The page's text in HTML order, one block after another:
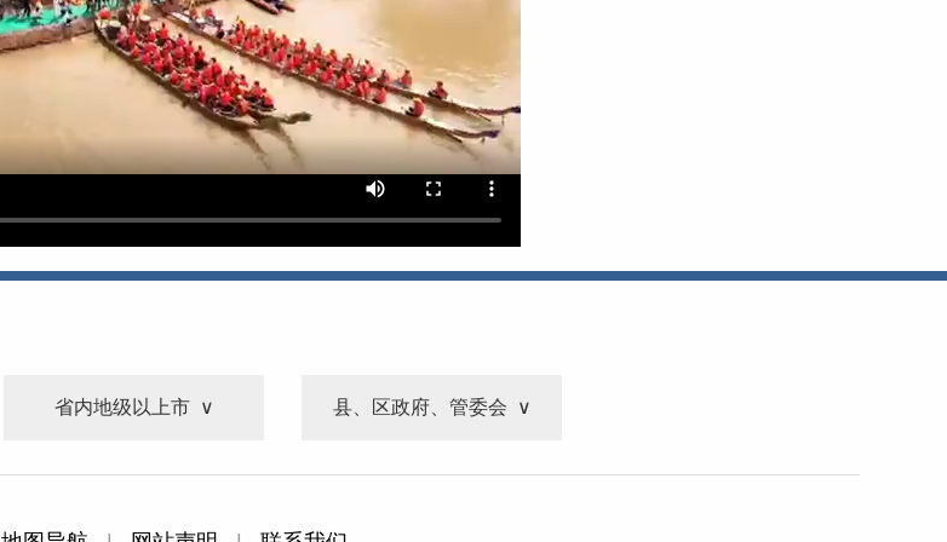
省内地级以上市 县、区政府、管委会